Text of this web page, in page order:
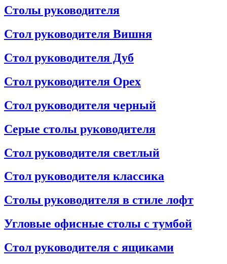
Столы руководителя
Стол руководителя Вишня
Стол руководителя Дуб
Стол руководителя Орех
Стол руководителя черный
Серые столы руководителя
Стол руководителя светлый
Стол руководителя классика
Столы руководителя в стиле лофт
Угловые офисные столы с тумбой
Стол руководителя с ящиками